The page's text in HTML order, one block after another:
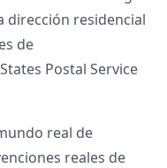
dirección residencial
de
Postal Service
real de
reales de